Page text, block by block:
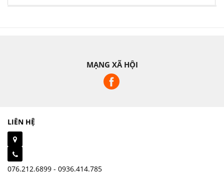
MẠNG XÃ HỘI
LIÊN HỆ
076.212.6899 - 0936.414.785